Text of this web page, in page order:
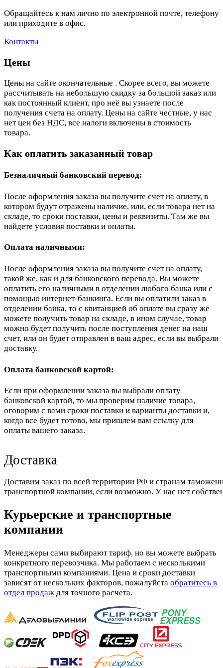
Обращайтесь к нам лично по электронной почте, телефону
или приходите в офис.
Контакты
Цены
Цены на сайте окончательные . Скорее всего, вы можете
рассчитывать на небольшую скидку за большой заказ или
как постоянный клиент, про неё вы узнаете после
получения счета на оплату. Цены на сайте честные, у нас
нет цен без НДС, все налоги включены в стоимость
товара.
Как оплатить заказанный товар
Безналичный банковский перевод:
После оформления заказа вы получите счет на оплату, в
котором будут отражены наличие, или, если товара нет на
складе, то сроки поставки, цены и реквизиты. Там же вы
найдете условия поставки и оплаты.
Оплата наличными:
После оформления заказа вы получите счет на оплату,
такой же, как и для банковского перевода. Вы можете
оплатить его наличными в отделении любого банка или с
помощью интернет-банкинга. Если вы оплатили заказ в
отделении банка, то с квитанцией об оплате вы сразу же
можете получить товар на складе, в ином случае, товар
можно будет получить после поступления денег на наш
счет, или он будет отправлен в ваш адрес, если вы выбрали
доставку.
Оплата банковской картой:
Если при оформлении заказа вы выбрали оплату
банковской картой, то мы проверим наличие товара,
оговорим с вами сроки поставки и варианты доставки и,
когда все будет готово, мы пришлем вам ссылку для
оплаты вашего заказа.
Доставка
Доставим заказ по всей территории РФ и странам
транспортной компании, если возможно. У нас нет
Курьерские и транспортные
компании
Менеджеры сами выбирают тариф, но вы можете выбрать
конкретного перевозчика. Мы работаем с несколькими
транспортными компаниями. Цена и сроки доставки
зависят от нескольких факторов, пожалуйста обратитесь в
отдел продаж для точного расчета.